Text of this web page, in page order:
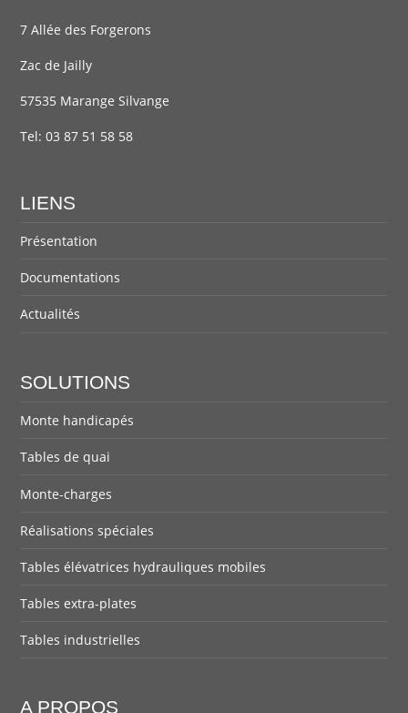
7 Allée des Forgerons
Zac de Jailly
57535 Marange Silvange
Tel:03 87 51 58 58
LIENS
Présentation
Documentations
Actualités
SOLUTIONS
Monte handicapés
Tables de quai
Monte-charges
Réalisations spéciales
Tables élévatrices hydrauliques mobiles
Tables extra-plates
Tables industrielles
A PROPOS